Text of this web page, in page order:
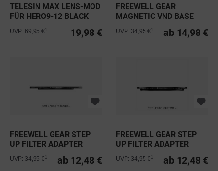
TELESIN MAX LENS-MOD
FÜR HERO9-12 BLACK
19,98 €
UVP: 69,95 €
FREEWELL GEAR
MAGNETIC VND BASE
ab 14,98 €
UVP: 34,95 €
FREEWELL GEAR STEP
UP FILTER ADAPTER
ab 12,48 €
UVP: 34,95 €
FREEWELL GEAR STEP
UP FILTER ADAPTER
RING 67MM
ab 12,48 €
UVP: 34,95 €